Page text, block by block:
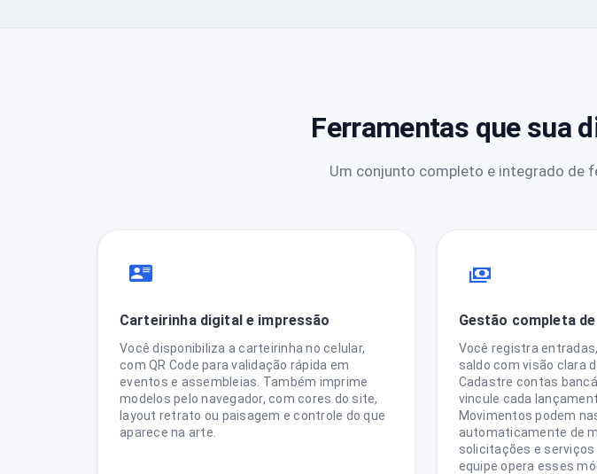
Ferramentas que sua
Um conjunto completo e integrado de
Carteirinha digital e impressão
Você disponibiliza a carteirinha no celular,
com QR Code para validação rápida em
eventos e assembleias. Também imprime
modelos pelo navegador, com cores do site,
layout retrato ou paisagem e controle do que
aparece na arte.
Gestão completa
Você registra
saldo com visão clara
Cadastre contas
vincule cada
Movimentos podem
automaticamente de
solicitações e
equipe opera esses